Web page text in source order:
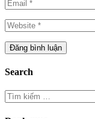
Search
Tìm
kiếm
cho: